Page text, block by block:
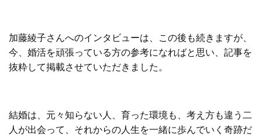
加藤綾子さんへのインタビューは、この後も続きますが、
今、婚活を頑張っている方の参考になればと思い、記事を
抜粋して掲載させていただきました。
結婚は、元々知らない人、育った環境も、考え方も違う二
人が出会って、それからの人生を一緒に歩んでいく奇跡だ